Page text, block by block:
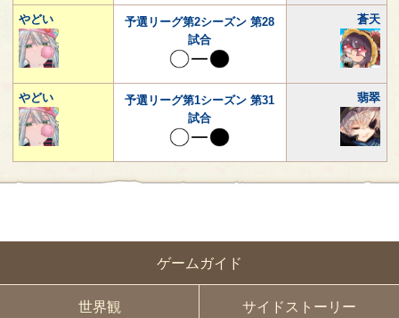
ゲームガイド
世界観 サイドストーリー
やどい
予選リーグ第2シーズン 第28
試合
蒼天
やどい
予選リーグ第1シーズン 第31
試合
翡翠